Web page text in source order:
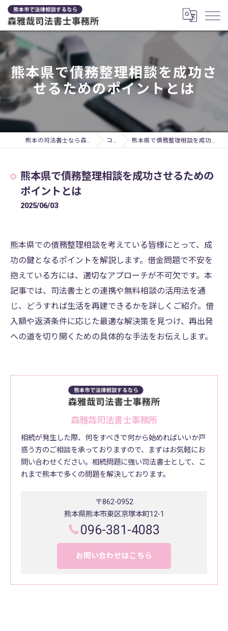
熊本県で債務整理相談を成功さ
せるためのポイントとは
熊本の司法書士なら森雅哉司法書士事務所 コラム 熊本県で債務整理相談を成功させるためのポイントとは
熊本県で債務整理相談を成功させるための
ポイントとは
2025/06/03
熊本県での債務整理相談を考えている皆様にとって、成
功の鍵となるポイントを解説します。借金問題で不安を
抱えている方には、適切なアプローチが不可欠です。本
記事では、司法書士との連携や無料相談の活用法を通
じ、どうすれば生活を再建できるかを詳しくご紹介。借
入額や返済条件に応じた最適な解決策を見つけ、再出発
への道を切り開くための具体的な手法をお伝えします。
森雅哉司法書士事務所
相続が発生した際、何をすべきで何から始めればいいか戸
惑う方のご相談を承っておりますので、まずはお気軽にお
問い合わせください。相続問題に強い司法書士として、こ
れまで熊本で多くの問題を解決しております。
〒862-0952
熊本県熊本市東区京塚本町12-1
096-381-4083
お問い合わせはこちら